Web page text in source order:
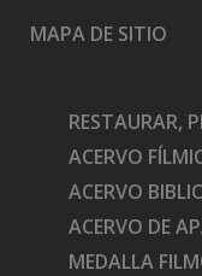
MAPA DE SITIO
RESTAURAR,
ACERVO
ACERVO
ACERVO DE
MEDALLA